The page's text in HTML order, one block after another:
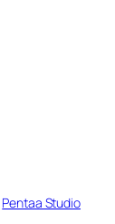
Pentaa Studio